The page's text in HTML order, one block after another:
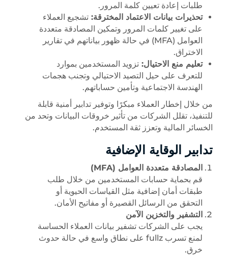
طلبات إعادة تعيين كلمة المرور.
تحذيرات بيانات الاعتماد المخترقة: تشجيع العملاء
على تغيير كلمات المرور وتمكين المصادقة متعددة
العوامل (MFA) في حالة ظهور بياناتهم في تقارير
الاختراق.
تعليم منع الاحتيال: تزويد المستخدمين بموارد
للتعرف على حيل التصيد الاحتيالي وتجنب هجمات
الهندسة الاجتماعية وتأمين حساباتهم.
من خلال إخطار العملاء مبكرًا وتوفير تدابير أمنية قابلة
للتنفيذ، تقلل الشركات من تأثير خروقات البيانات وتحد من
الخسائر المالية وتعزز ثقة المستخدم.
تدابير الوقاية الإضافية
المصادقة متعددة العوامل (MFA)
قم بحماية حسابات المستخدمين من خلال طلب
طبقات أمان إضافية مثل القياسات الحيوية أو
التحقق من الرسائل القصيرة أو مفاتيح الأمان.
التشفير والتخزين الآمن
يجب على الشركات تشفير بيانات العملاء الحساسة
لمنع تسرب fullz على نطاق واسع في حالة حدوث
خرق.